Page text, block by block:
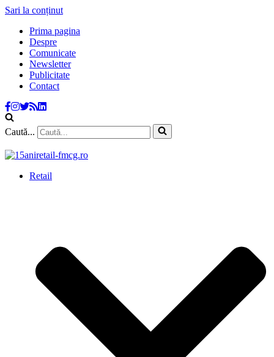
Sari la conținut
Prima pagina
Despre
Comunicate
Newsletter
Publicitate
Contact
Caută...
Retail